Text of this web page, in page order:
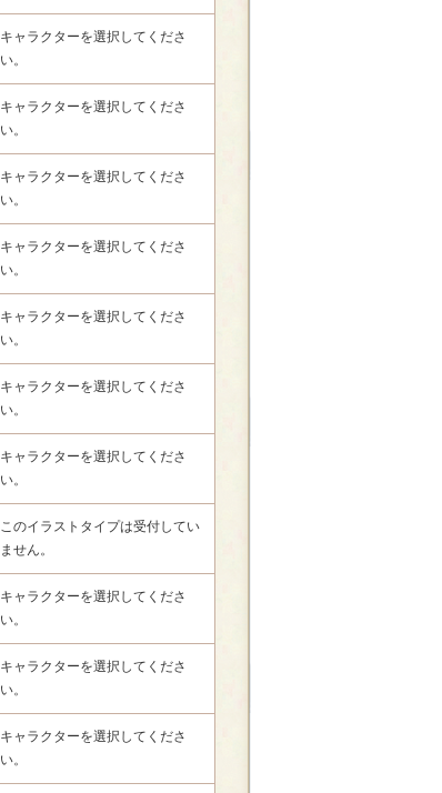
キャラクターを選択してくださ
い。
キャラクターを選択してくださ
い。
キャラクターを選択してくださ
い。
キャラクターを選択してくださ
い。
キャラクターを選択してくださ
い。
キャラクターを選択してくださ
い。
キャラクターを選択してくださ
い。
このイラストタイプは受付してい
ません。
キャラクターを選択してくださ
い。
キャラクターを選択してくださ
い。
キャラクターを選択してくださ
い。